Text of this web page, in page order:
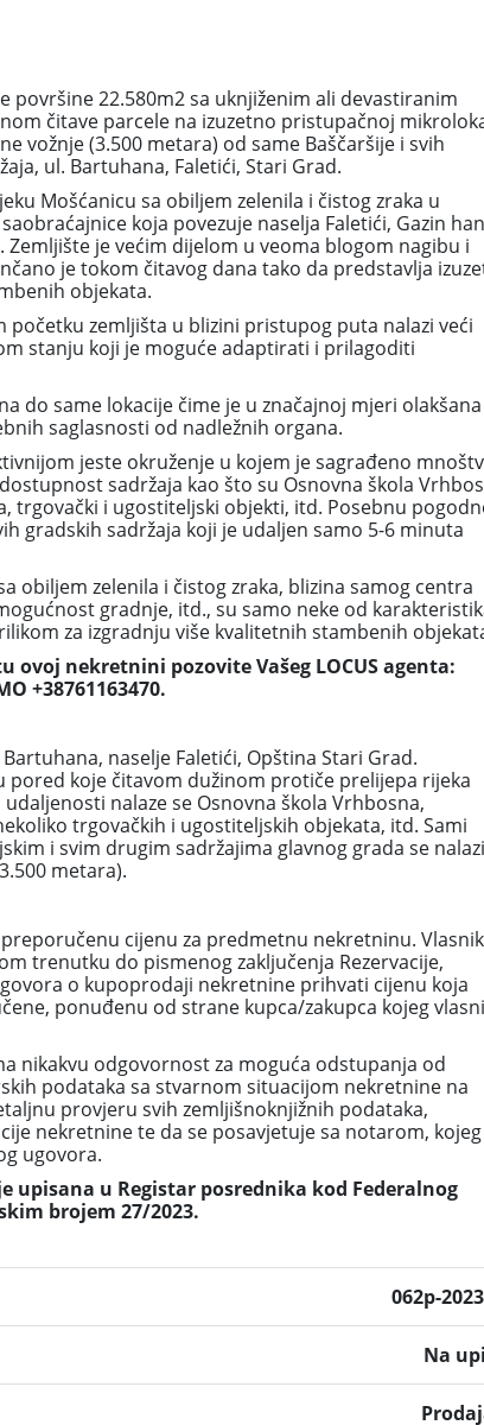
površine 22.580m2 sa uknjiženim ali devastiranim
čitave parcele na izuzetno pristupačnoj
vožnje (3.500 metara) od same Baščaršije i svih
ul. Bartuhana, Faletići, Stari Grad.
Mošćanicu sa obiljem zelenila i čistog zraka u
koja povezuje naselja Faletići, Gazin
je većim dijelom u veoma blogom nagibu i
je tokom čitavog dana tako da predstavlja
objekata.
zemljišta u blizini pristupog puta nalazi veći
stanju koji je moguće adaptirati i prilagoditi
do same lokacije čime je u značajnoj mjeri olakšana
saglasnosti od nadležnih organa.
jeste okruženje u kojem je sagrađeno
sadržaja kao što su Osnovna škola
trgovački i ugostiteljski objekti, itd. Posebnu
gradskih sadržaja koji je udaljen samo 5-6 minuta
obiljem zelenila i čistog zraka, blizina samog centra
gradnje, itd., su samo neke od
za izgradnju više kvalitetnih stambenih
ovoj nekretnini pozovite Vašeg LOCUS agenta:
+38761163470.
naselje Faletići, Opština Stari Grad.
pored koje čitavom dužinom protiče prelijepa rijeka
nalaze se Osnovna škola Vrhbosna,
trgovačkih i ugostiteljskih objekata, itd. Sami
i svim drugim sadržajima glavnog grada se
metara).
cijenu za predmetnu nekretninu. Vlasnik
trenutku do pismenog zaključenja Rezervacije,
o kupoprodaji nekretnine prihvati cijenu koja
ponuđenu od strane kupca/zakupca kojeg
nikakvu odgovornost za moguća odstupanja od
podataka sa stvarnom situacijom nekretnine na
provjeru svih zemljišnoknjižnih podataka,
nekretnine te da se posavjetuje sa notarom, kojeg
ugovora.
upisana u Registar posrednika kod Federalnog
brojem 27/2023.
062p-
Na